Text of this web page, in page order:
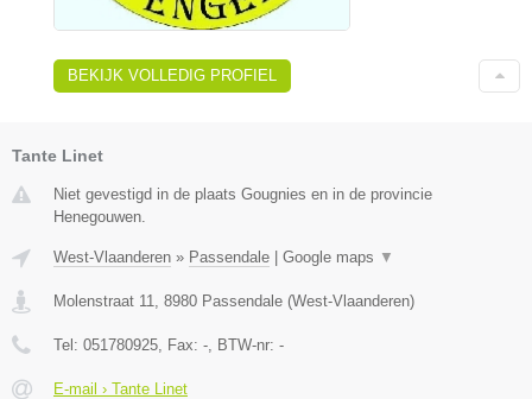
BEKIJK VOLLEDIG PROFIEL
Tante Linet
Niet gevestigd in de plaats Gougnies en in de provincie
Henegouwen.
West-Vlaanderen » Passendale Google maps ▼
Molenstraat 11 8980 Passendale (West-Vlaanderen)
Tel: 051780925 , Fax: - , BTW-nr: -
E-mail › Tante Linet